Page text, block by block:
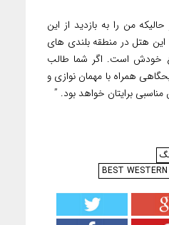
من را به بازدید از این
این هتل در منطقه بلندی های
خودش است. اگر شما طالب
همراه با مهمان نوازی و
برایتان خواهد بود. ”